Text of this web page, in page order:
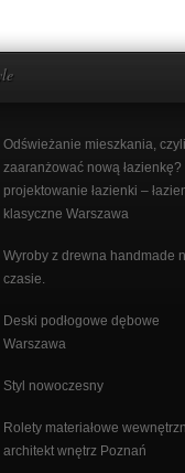
Odświeżanie mieszkania,
zaaranżować nową łazienkę?
projektowanie łazienki –
klasyczne Warszawa
Wyroby z drewna handmade
czasie.
Deski podłogowe dębowe
Warszawa
Styl nowoczesny
Rolety materiałowe
architekt wnętrz Poznań